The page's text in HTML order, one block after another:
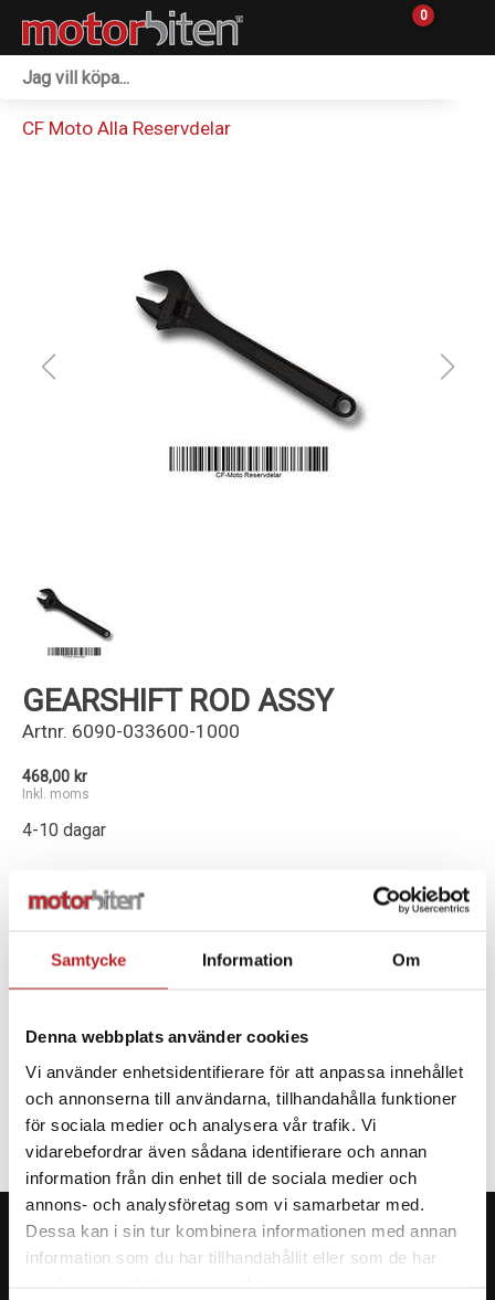
Samtycke Information Om
Denna webbplats använder cookies
Vi använder enhetsidentifierare för att anpassa innehållet
och annonserna till användarna, tillhandahålla funktioner
för sociala medier och analysera vår trafik. Vi
vidarebefordrar även sådana identifierare och annan
information från din enhet till de sociala medier och
annons- och analysföretag som vi samarbetar med.
Dessa kan i sin tur kombinera informationen med annan
information som du har tillhandahållit eller som de har
0
Reservdelar
Sprängskisser
CF Moto Alla Reservdelar
GEARSHIFT ROD ASSY
Artnr. 6090-033600-1000
468,00 kr
Inkl. moms
4-10 dagar
- +
SPECIFIKATION